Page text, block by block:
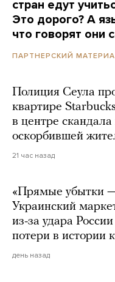
стран едут
Это дорого? А
что говорят они
ПАРТНЕРСКИЙ
Полиция Сеула
квартире
в центре
оскорбившей
21 час назад
«Прямые убытки
Украинский
из-за удара
потери в истории
день назад